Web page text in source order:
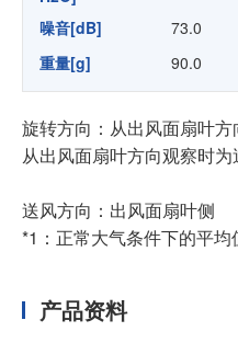
噪音[dB]
73.0
重量[g]
90.0
旋转方向：从出风面扇叶
从出风面扇叶方向观察时
送风方向：出风面扇叶侧
*1：正常大气条件下的平均
产品资料